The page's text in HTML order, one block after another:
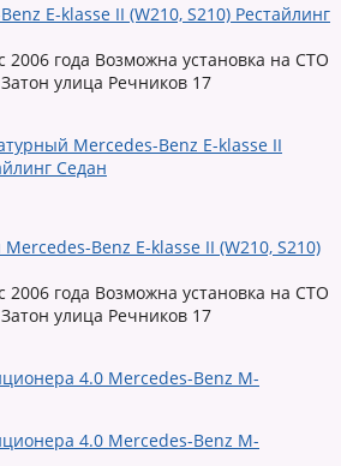
E-klasse II (W210, S210) Рестайлинг
2006 года Возможна установка на СТО
улица Речников 17
Benz E-klasse II (W210, S210)
2006 года Возможна установка на СТО
улица Речников 17